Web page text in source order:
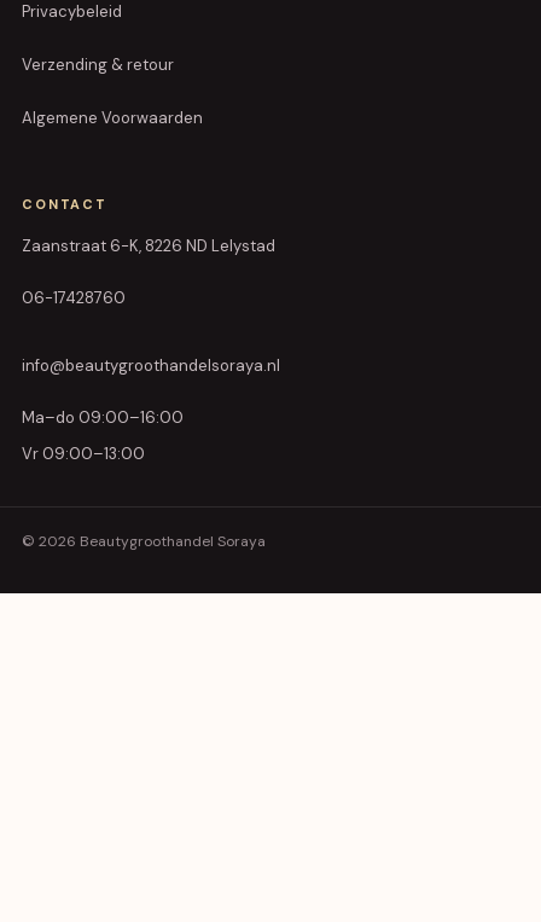
Privacybeleid
Verzending & retour
Algemene Voorwaarden
CONTACT
Zaanstraat 6-K, 8226 ND Lelystad
06-17428760
info@beautygroothandelsoraya.nl
Ma–do 09:00–16:00
Vr 09:00–13:00
© 2026 Beautygroothandel Soraya